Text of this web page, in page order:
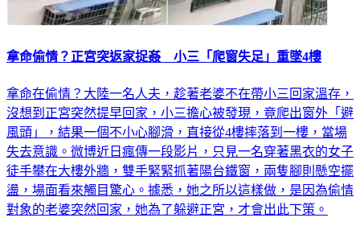
拿命偷情？正宮突返家捉姦 小三「爬窗失足」重墜4樓
拿命在偷情？大陸一名人夫，趁著老婆不在帶小三回家溫存，
沒想到正宮突然提早回家，小三擔心被發現，竟爬出窗外「避
風頭」，結果一個不小心腳滑，直接從4樓摔落到一樓，當場
失去意識。微博近日瘋傳一段影片，只見一名穿著黑衣的女子
徒手攀在大樓外牆，雙手緊緊抓著陽台鐵窗，兩隻腳則懸空擺
盪，場面看來觸目驚心。據悉，她之所以這樣做，是因為偷情
對象的老婆突然回家，她為了躲避正宮，才會出此下策。